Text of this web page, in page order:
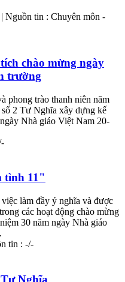
Nguồn tin : Chuyên môn -
tích chào mừng ngày
trường
phong trào thanh niên năm
2 Tư Nghĩa xây dựng kế
Nhà giáo Việt Nam 20-
tình 11"
làm đầy ý nghĩa và được
các hoạt động chào mừng
30 năm ngày Nhà giáo
tin : -/-
Nghĩa